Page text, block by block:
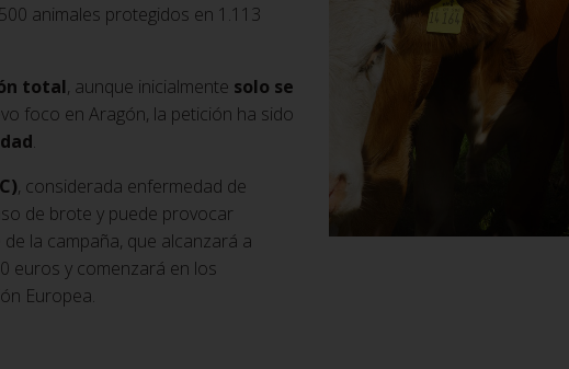
animales protegidos en 1.113
total, aunque inicialmente solo se
foco en Aragón, la petición ha sido
.
, considerada enfermedad de
de brote y puede provocar
la campaña, que alcanzará a
euros y comenzará en los
Europea.